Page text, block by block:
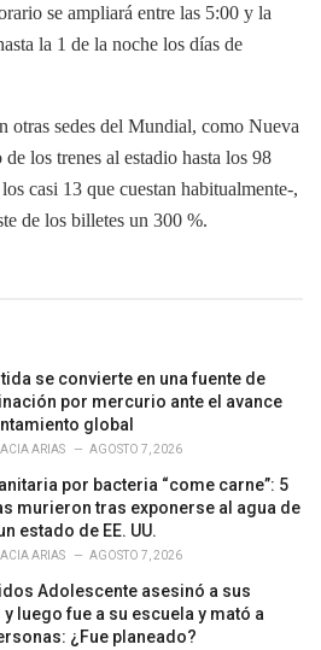
se ampliará entre las 5:00 y la
la 1 de la noche los días de
otras sedes del Mundial, como Nueva
los trenes al estadio hasta los 98
casi 13 que cuestan habitualmente-,
de los billetes un 300 %.
se convierte en una fuente de
por mercurio ante el avance
global
ARIAS AGOSTO 7, 2026
por bacteria “come carne”: 5
murieron tras exponerse al agua de
estado de EE. UU.
ARIAS AGOSTO 7, 2026
Adolescente asesinó a sus
luego fue a su escuela y mató a
¿Fue planeado?